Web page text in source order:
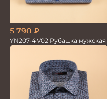
5 790 ₽
YN207-4 V02 Рубашка мужская